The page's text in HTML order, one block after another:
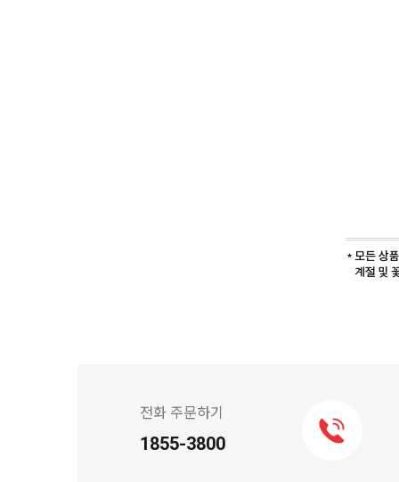
전화 주문하기
1855-3800